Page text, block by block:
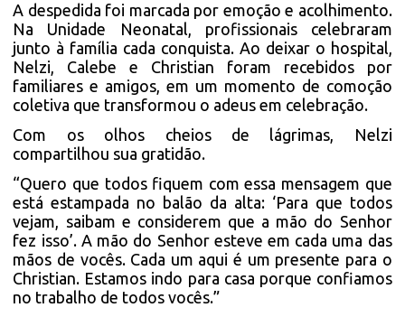
A despedida foi marcada por emoção e acolhimento.
Na Unidade Neonatal, profissionais celebraram
junto à família cada conquista. Ao deixar o hospital,
Nelzi, Calebe e Christian foram recebidos por
familiares e amigos, em um momento de comoção
coletiva que transformou o adeus em celebração.
Com os olhos cheios de lágrimas, Nelzi
compartilhou sua gratidão.
“Quero que todos fiquem com essa mensagem que
está estampada no balão da alta: ‘Para que todos
vejam, saibam e considerem que a mão do Senhor
fez isso’. A mão do Senhor esteve em cada uma das
mãos de vocês. Cada um aqui é um presente para o
Christian. Estamos indo para casa porque confiamos
no trabalho de todos vocês.”